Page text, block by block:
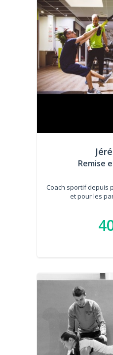
Remise
Coach sportif depuis
et pour les